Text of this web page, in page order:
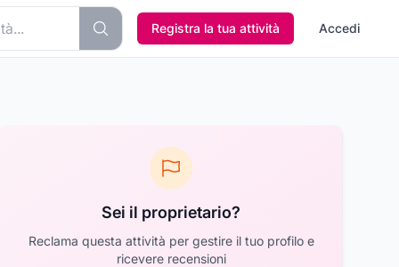
Registra la tua attività Accedi
Sei il proprietario?
Reclama questa attività per gestire il tuo profilo e
ricevere recensioni